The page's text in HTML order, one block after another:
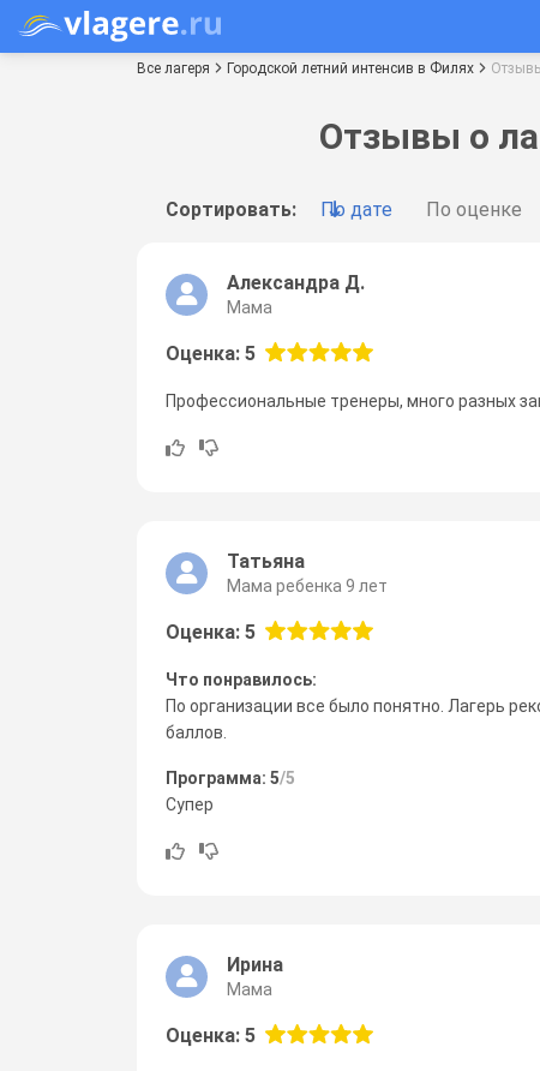
Все лагеря Городской летний интенсив в Филях
Отзывы о
Сортировать: По дате По оценке
Александра Д.
Мама
Оценка: 5
Профессиональные тренеры, много разных
Татьяна
Мама ребенка 9 лет
Оценка: 5
Что понравилось:
По организации все было понятно. Лагерь
баллов.
Программа: 5/5
Супер
Ирина
Мама
Оценка: 5